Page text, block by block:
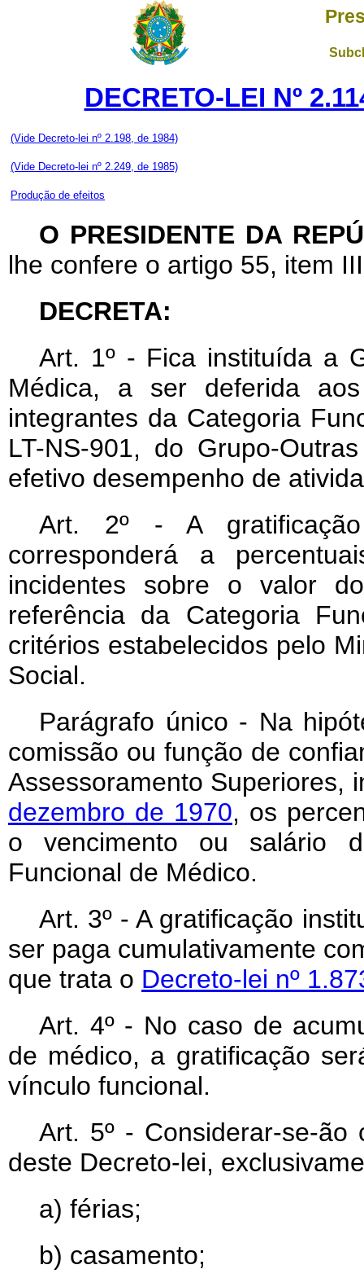
DECRETO-LEI Nº
(Vide Decreto-lei nº 2.198, de 1984)
(Vide Decreto-lei nº 2.249, de 1985)
Produção de efeitos
O PRESIDENTE DA
lhe confere o artigo 55, item
DECRETA:
Art. 1º - Fica instituída a
Médica, a ser deferida
integrantes da Categoria
LT-NS-901, do Grupo-
efetivo desempenho de
Art. 2º - A
corresponderá a
incidentes sobre o valor
referência da Categoria
critérios estabelecidos pelo
Social.
Parágrafo único - Na
comissão ou função de
Assessoramento Superiores,
dezembro de 1970, os
o vencimento ou salário
Funcional de Médico.
Art. 3º - A gratificação
ser paga cumulativamente
que trata o Decreto-lei nº
Art. 4º - No caso de
de médico, a gratificação
vínculo funcional.
Art. 5º - Considerar-se-
deste Decreto-lei,
a) férias;
b) casamento;